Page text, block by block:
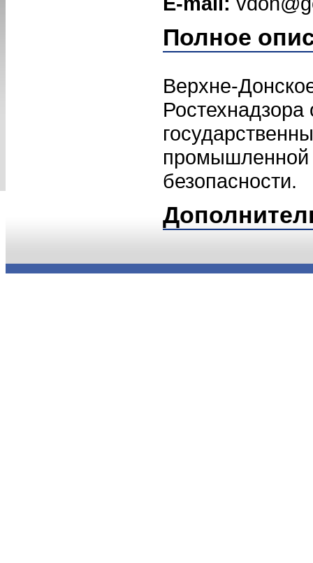
Полное
Верхне-
Ростехнадзора
промышленной
безопасности.